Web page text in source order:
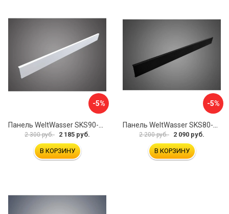
-5%
Панель WeltWasser SKS90-WT 10000004395
2 300 руб. 2 185 руб.
В КОРЗИНУ
-5%
Панель WeltWasser SKS80-BL 10000004423
2 200 руб. 2 090 руб.
В КОРЗИНУ